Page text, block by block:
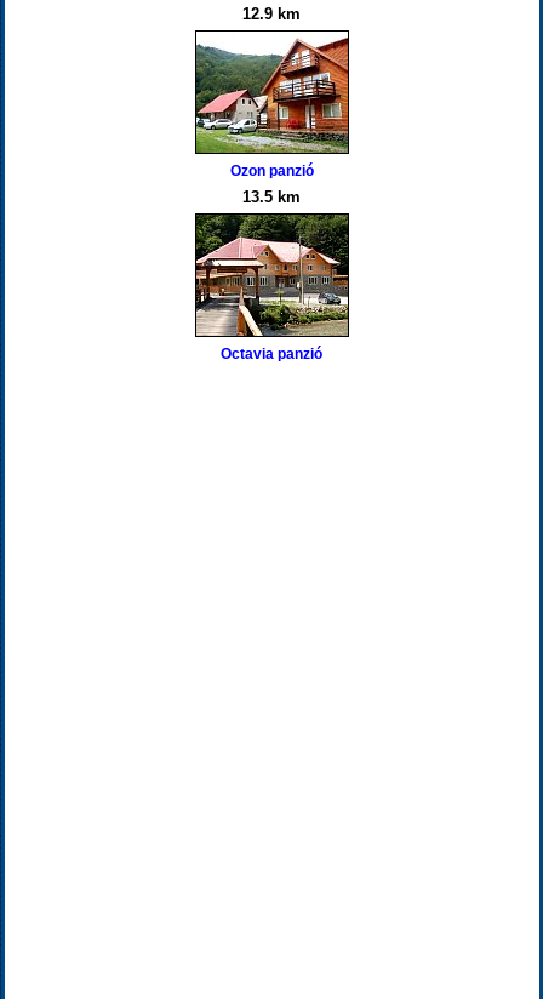
12.9 km
Ozon panzió
13.5 km
Octavia panzió